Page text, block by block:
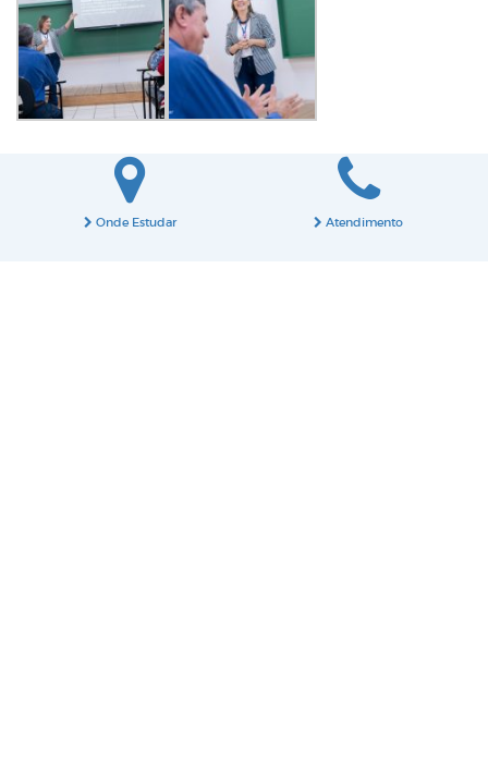
Onde Estudar Atendimento